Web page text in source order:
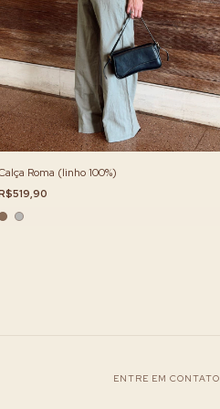
Roma (linho 100%)
ENTRE EM CONTATO